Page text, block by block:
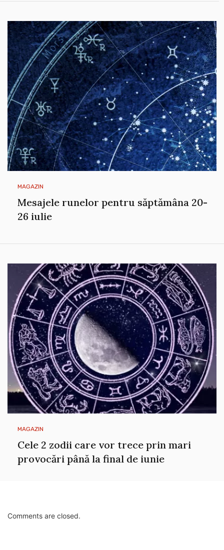
MAGAZIN
Mesajele runelor pentru săptămâna 20-
26 iulie
MAGAZIN
Cele 2 zodii care vor trece prin mari
provocări până la final de iunie
Comments are closed.